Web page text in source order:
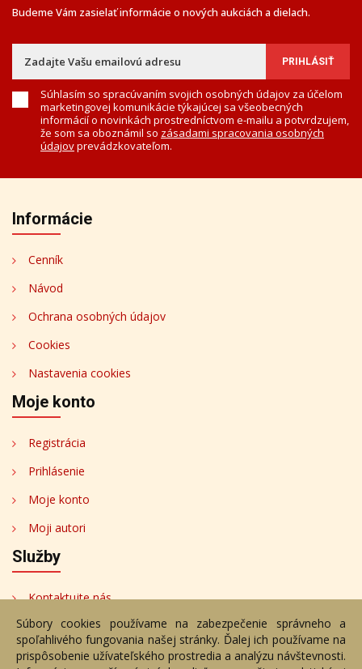
Budeme Vám zasielať informácie o nových aukciách a dielach.
Súhlasím so spracúvaním svojich osobných údajov za účelom
marketingovej komunikácie týkajúcej sa všeobecných
informácií o novinkách prostredníctvom e-mailu a potvrdzujem,
že som sa oboznámil so zásadami spracovania osobných
údajovprevádzkovateľom.
Informácie
Cenník
Návod
Ochrana osobných údajov
Cookies
Nastavenia cookies
Moje konto
Registrácia
Prihlásenie
Moje konto
Moji autori
Služby
Kontaktujte nás
Bezplatné poradenstvo
Adresa
Súbory cookies používame na zabezpečenie správneho a
spoľahlivého fungovania našej stránky. Ďalej ich používame na
prispôsobenie užívateľského prostredia a analýzu návštevnosti.